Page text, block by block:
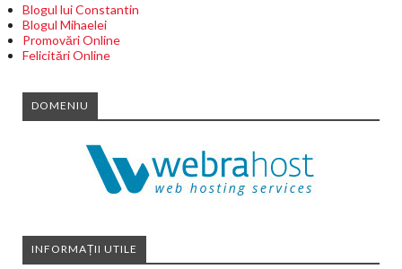
Blogul lui Constantin
Blogul Mihaelei
Promovări Online
Felicitări Online
DOMENIU
INFORMAȚII UTILE